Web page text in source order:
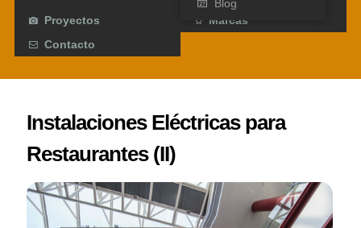
Blog
Proyectos
Marcas
Contacto
Instalaciones Eléctricas para
Restaurantes (II)